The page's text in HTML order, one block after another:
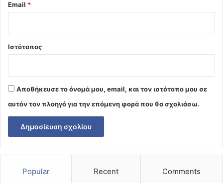
Email *
Ιστότοπος
Αποθήκευσε το όνομά μου, email, και τον ιστότοπο μου σε
αυτόν τον πλοηγό για την επόμενη φορά που θα σχολιάσω.
Popular Recent Comments